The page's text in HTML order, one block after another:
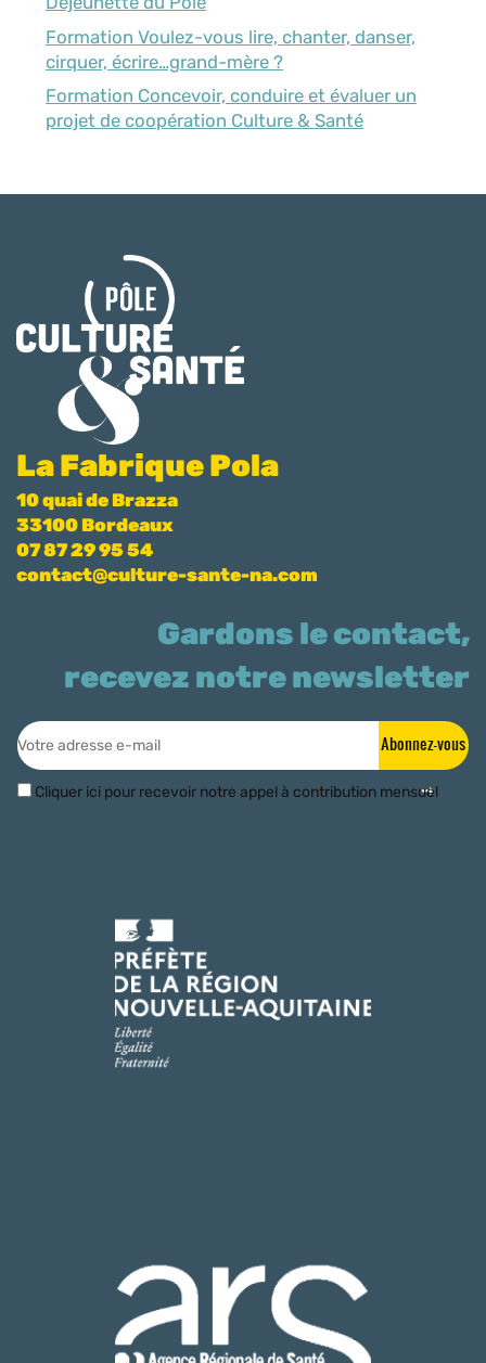
Formation Voulez-vous lire, chanter, danser,
cirquer, écrire…grand-mère ?
Formation Concevoir, conduire et évaluer un
projet de coopération Culture & Santé
La Fabrique Pola
10 quai de Brazza
33100 Bordeaux
07 87 29 95 54
contact@culture-sante-na.com
Gardons le contact,
recevez notre newsletter
Abonnez-vous
Cliquer ici pour recevoir notre appel à contribution mensuel